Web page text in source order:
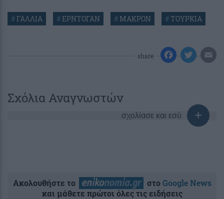
#ΓΑΛΛΙΑ #ΕΡΝΤΟΓΑΝ # ΜΑΚΡΟΝ # ΤΟΥΡΚΙΑ
share
Σχόλια Αναγνωστών
σχολίασε και εσύ
Ακολουθήστε το στοGoogle News
και μάθετε πρώτοι όλες τις ειδήσεις